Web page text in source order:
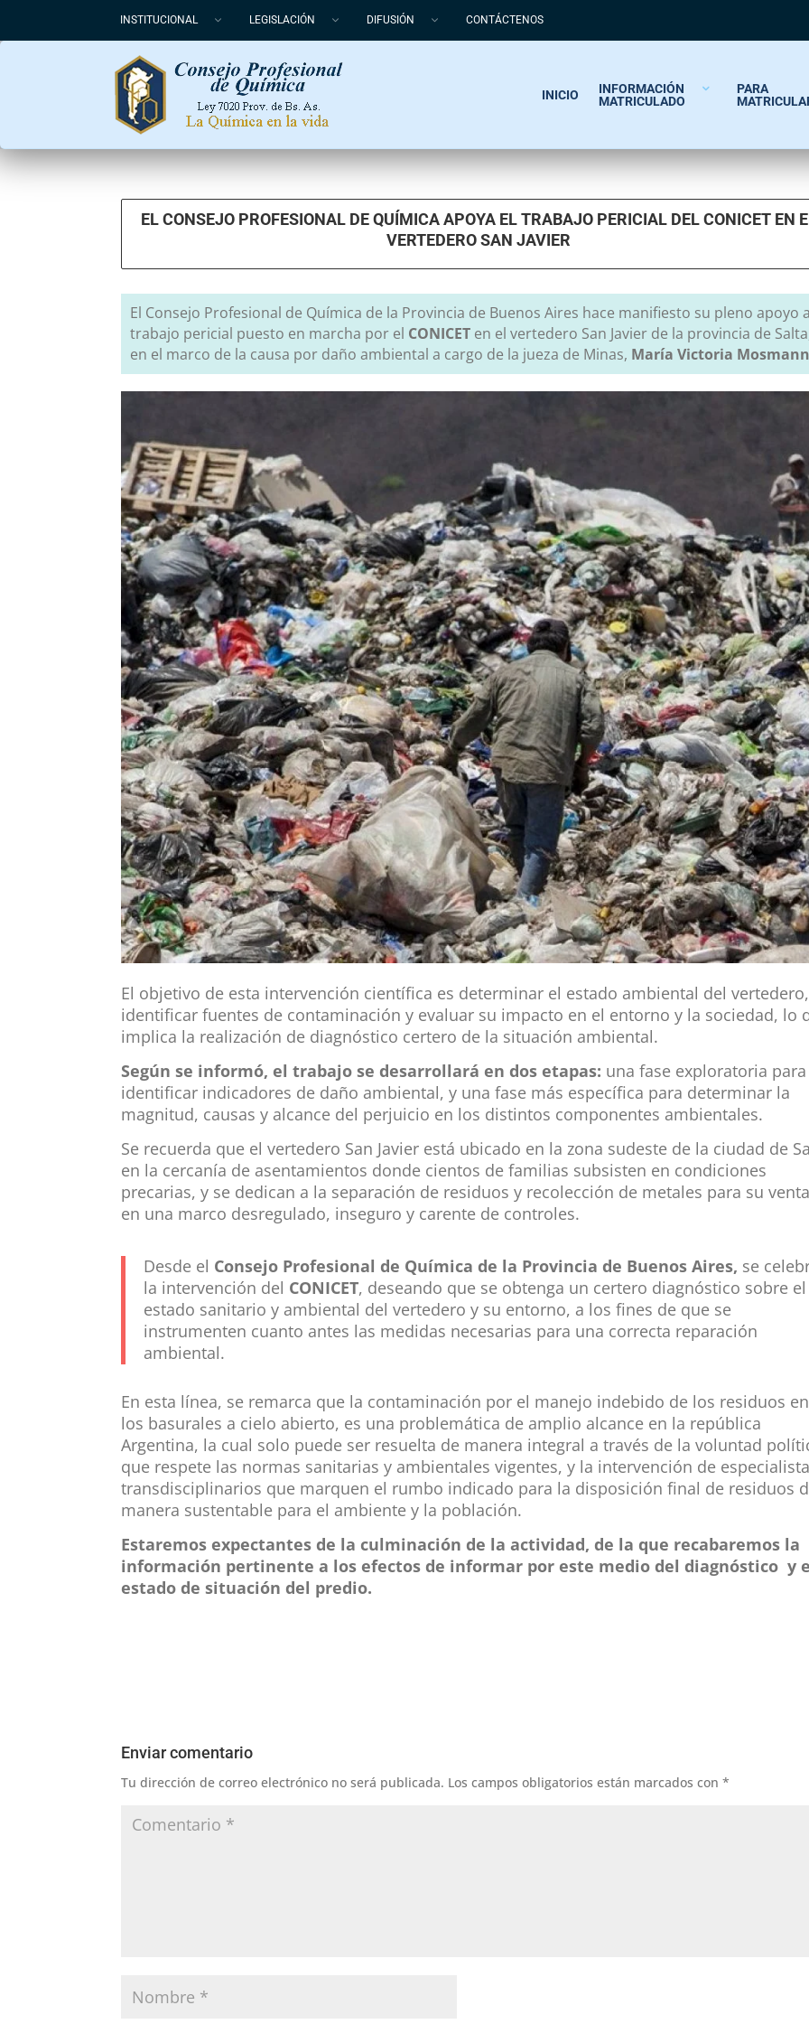
INSTITUCIONAL LEGISLACIÓN DIFUSIÓN CONTÁCTENOS
INICIO
INFORMACIÓN
MATRICULADO
PARA
EL CONSEJO PROFESIONAL DE QUÍMICA APOYA EL TRABAJO PERICIAL DEL CONICET EN
VERTEDERO SAN JAVIER
El Consejo Profesional de Química de la Provincia de Buenos Aires hace manifiesto su pleno apoyo
trabajo pericial puesto en marcha por el CONICET en el vertedero San Javier de la provincia de
en el marco de la causa por daño ambiental a cargo de la jueza de Minas, María Victoria
El objetivo de esta intervención científica es determinar el estado ambiental del vertedero,
identificar fuentes de contaminación y evaluar su impacto en el entorno y la sociedad, lo
implica la realización de diagnóstico certero de la situación ambiental.
Según se informó, el trabajo se desarrollará en dos etapas: una fase exploratoria para
identificar indicadores de daño ambiental, y una fase más específica para determinar la
magnitud, causas y alcance del perjuicio en los distintos componentes ambientales.
Se recuerda que el vertedero San Javier está ubicado en la zona sudeste de la ciudad de
en la cercanía de asentamientos donde cientos de familias subsisten en condiciones
precarias, y se dedican a la separación de residuos y recolección de metales para su
en una marco desregulado, inseguro y carente de controles.
Desde el Consejo Profesional de Química de la Provincia de Buenos Aires, se
la intervención del CONICET, deseando que se obtenga un certero diagnóstico sobre el
estado sanitario y ambiental del vertedero y su entorno, a los fines de que se
instrumenten cuanto antes las medidas necesarias para una correcta reparación
ambiental.
En esta línea, se remarca que la contaminación por el manejo indebido de los residuos en
los basurales a cielo abierto, es una problemática de amplio alcance en la república
Argentina, la cual solo puede ser resuelta de manera integral a través de la voluntad
que respete las normas sanitarias y ambientales vigentes, y la intervención de
transdisciplinarios que marquen el rumbo indicado para la disposición final de residuos
manera sustentable para el ambiente y la población.
Estaremos expectantes de la culminación de la actividad, de la que recabaremos la
información pertinente a los efectos de informar por este medio del diagnóstico y
estado de situación del predio.
Enviar comentario
Tu dirección de correo electrónico no será publicada. Los campos obligatorios están marcados con*